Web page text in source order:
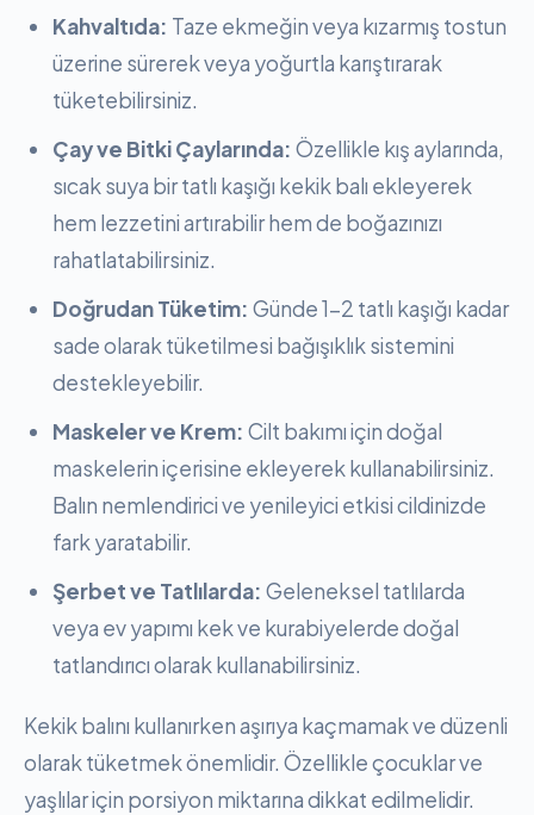
Kahvaltıda: Taze ekmeğin veya kızarmış tostun
üzerine sürerek veya yoğurtla karıştırarak
tüketebilirsiniz.
Çay ve Bitki Çaylarında: Özellikle kış aylarında,
sıcak suya bir tatlı kaşığı kekik balı ekleyerek
hem lezzetini artırabilir hem de boğazınızı
rahatlatabilirsiniz.
Doğrudan Tüketim: Günde 1-2 tatlı kaşığı kadar
sade olarak tüketilmesi bağışıklık sistemini
destekleyebilir.
Maskeler ve Krem: Cilt bakımı için doğal
maskelerin içerisine ekleyerek kullanabilirsiniz.
Balın nemlendirici ve yenileyici etkisi cildinizde
fark yaratabilir.
Şerbet ve Tatlılarda: Geleneksel tatlılarda
veya ev yapımı kek ve kurabiyelerde doğal
tatlandırıcı olarak kullanabilirsiniz.
Kekik balını kullanırken aşırıya kaçmamak ve düzenli
olarak tüketmek önemlidir. Özellikle çocuklar ve
yaşlılar için porsiyon miktarına dikkat edilmelidir.